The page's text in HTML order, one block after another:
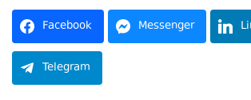
Facebook Messenger
Telegram